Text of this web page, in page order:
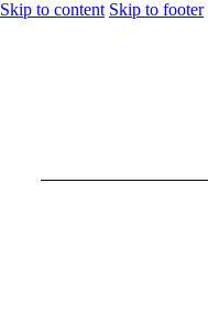
Skip to content Skip to footer